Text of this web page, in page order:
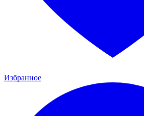
Избранное